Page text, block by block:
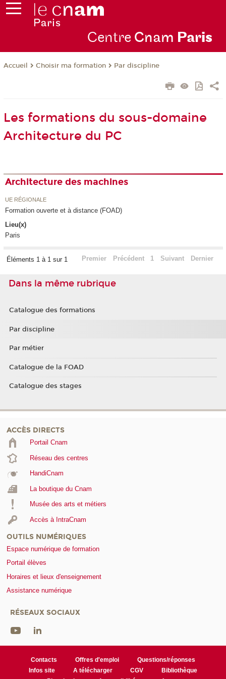
Centre Cnam Paris
Accueil Choisir ma formation Par discipline
Les formations du sous-domaine
Architecture du PC
Architecture des machines
UE RÉGIONALE
Formation ouverte et à distance (FOAD)
Lieu(x)
Paris
Éléments 1 à 1 sur 1 Premier Précédent 1 Suivant Dernier
Dans la même rubrique
Catalogue des formations
Par discipline
Par métier
Catalogue de la FOAD
Catalogue des stages
ACCÈS DIRECTS
Portail Cnam
Réseau des centres
HandiCnam
La boutique du Cnam
Musée des arts et métiers
Accès à IntraCnam
OUTILS NUMÉRIQUES
Espace numérique de formation
Portail élèves
Horaires et lieux d'enseignement
Assistance numérique
RÉSEAUX SOCIAUX
Contacts Offres d'emploi
Questions/réponses
Infos site
A télécharger CGV
Bibliothèque